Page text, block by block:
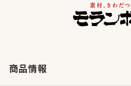
商品情報